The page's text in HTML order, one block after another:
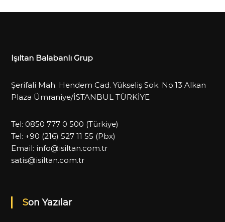
Işıltan Balabanlı Grup
Şerifali Mah. Hendem Cad. Yükseliş Sok. No:13 Alkan
Plaza Ümraniye/İSTANBUL TÜRKİYE
Tel: 0850 777 0 500 (Türkiye)
Tel: +90 (216) 527 11 55 (Pbx)
Email: info@isiltan.com.tr
satis@isiltan.com.tr
Son Yazılar